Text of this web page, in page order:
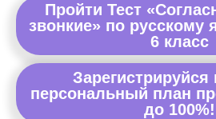
Пройти Тест
звонкие» по русскому
6 класс
Зарегистрируйся
персональный план
до 100%!